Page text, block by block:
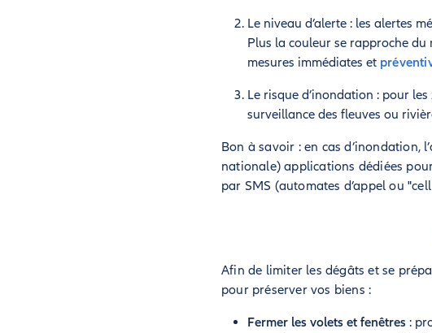
Le niveau d’alerte : les alertes
Plus la couleur se rapproche du
mesures immédiates et
Le risque d’inondation : pour
surveillance des fleuves ou
Bon à savoir : en cas d’inondation,
nationale) applications dédiées
par SMS (automates d’appel ou
Afin de limiter les dégâts et se
pour préserver vos biens :
Fermer les volets et fenêtres :